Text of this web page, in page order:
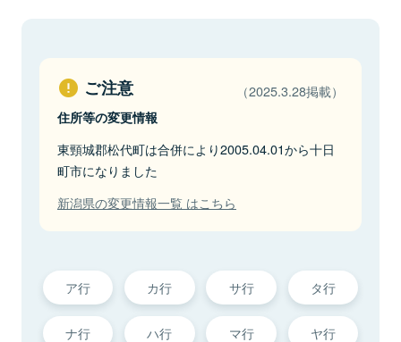
ご注意 （2025.3.28掲載）
住所等の変更情報
東頸城郡松代町は合併により2005.04.01から十日
町市になりました
新潟県の変更情報一覧 はこちら
ア行 カ行 サ行 タ行
ナ行 ハ行 マ行 ヤ行